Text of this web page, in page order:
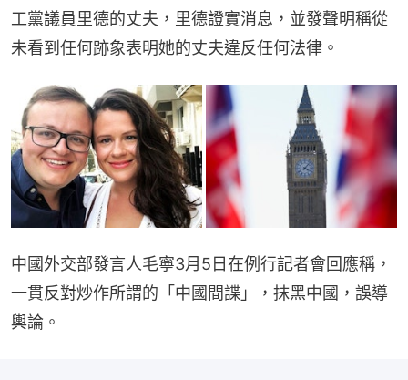
工黨議員里德的丈夫，里德證實消息，並發聲明稱從
未看到任何跡象表明她的丈夫違反任何法律。
中國外交部發言人毛寧3月5日在例行記者會回應稱，
一貫反對炒作所謂的「中國間諜」，抹黑中國，誤導
輿論。